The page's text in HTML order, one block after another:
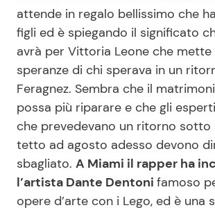
Salute
Viaggi e Turismo
Festività
Ricette
Ricette
Ricette
Seguici
attende in regalo bellissimo che
figli ed è spiegando il significato
avrà per Vittoria Leone che mette
speranze di chi sperava in un
Feragnez. Sembra che il
possa più riparare e che gli
che prevedevano un ritorno sotto
tetto ad agosto adesso devono
sbagliato. A Miami il rapper ha
l’artista Dante Dentoni famoso
opere d’arte con i Lego, ed è una